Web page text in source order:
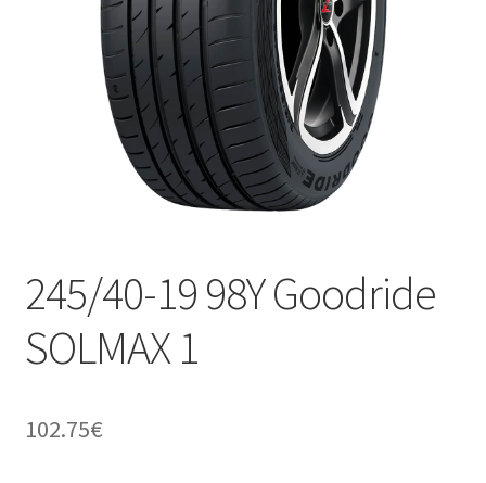
245/40-19 98Y Goodride
SOLMAX 1
102.75€